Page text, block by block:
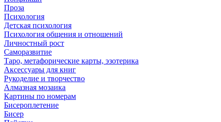
Проза
Психология
Детская психология
Психология общения и отношений
Личностный рост
Саморазвитие
Таро, метафорические карты, эзотерика
Аксессуары для книг
Рукоделие и творчество
Алмазная мозаика
Картины по номерам
Бисероплетение
Бисер